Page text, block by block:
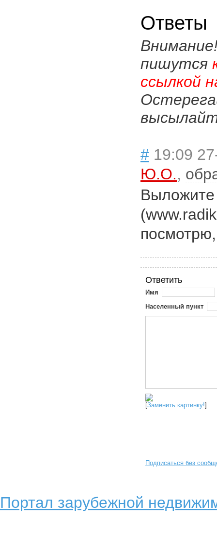
Ответы
пишутся
ссылкой
# 19:09
Ю.О.,
Выложите
Ответить
Имя
Населенный пункт
[Заменить картинку!]
Подписаться без
Портал зарубежной